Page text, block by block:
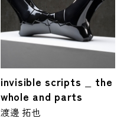
invisible scripts _ the
whole and parts
渡邊 拓也